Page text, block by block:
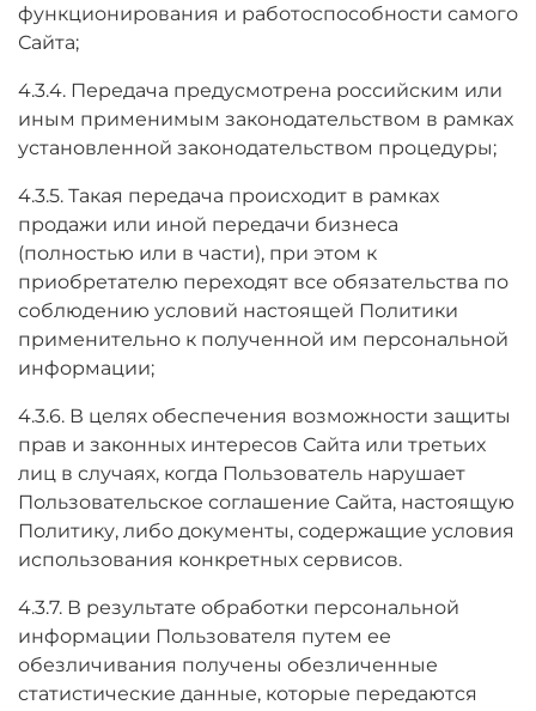
функционирования и работоспособности самого
Сайта;
4.3.4. Передача предусмотрена российским или
иным применимым законодательством в рамках
установленной законодательством процедуры;
4.3.5. Такая передача происходит в рамках
продажи или иной передачи бизнеса
(полностью или в части), при этом к
приобретателю переходят все обязательства по
соблюдению условий настоящей Политики
применительно к полученной им персональной
информации;
4.3.6. В целях обеспечения возможности защиты
прав и законных интересов Сайта или третьих
лиц в случаях, когда Пользователь нарушает
Пользовательское соглашение Сайта, настоящую
Политику, либо документы, содержащие условия
использования конкретных сервисов.
4.3.7. В результате обработки персональной
информации Пользователя путем ее
обезличивания получены обезличенные
статистические данные, которые передаются